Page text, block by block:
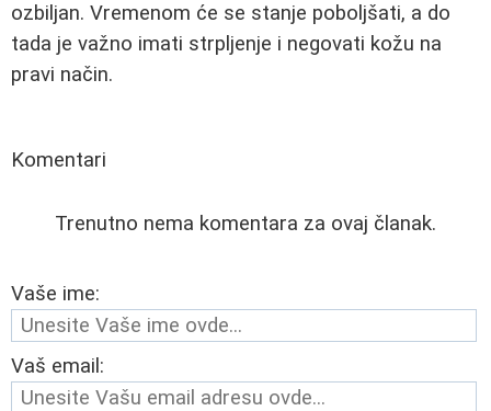
ozbiljan. Vremenom će se stanje poboljšati, a do
tada je važno imati strpljenje i negovati kožu na
pravi način.
Komentari
Trenutno nema komentara za ovaj članak.
Vaše ime:
Vaš email: